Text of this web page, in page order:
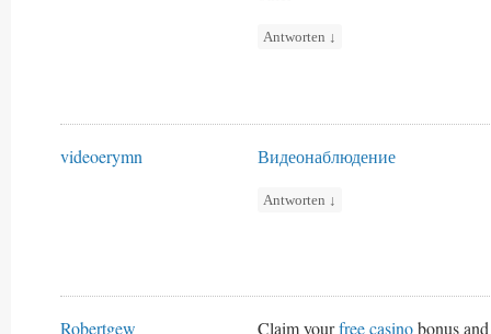
Antworten ↓
videoerymn Видеонаблюдение
Antworten ↓
Robertgew Claim yourfree casinobonus